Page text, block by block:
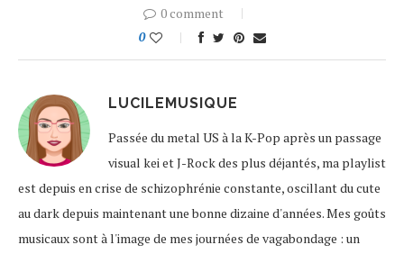
0 comment
0
LUCILEMUSIQUE
Passée du metal US à la K-Pop après un passage
visual kei et J-Rock des plus déjantés, ma playlist
est depuis en crise de schizophrénie constante, oscillant du cute
au dark depuis maintenant une bonne dizaine d'années. Mes goûts
musicaux sont à l'image de mes journées de vagabondage : un